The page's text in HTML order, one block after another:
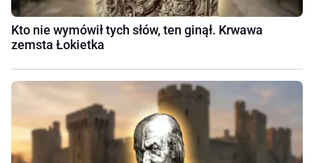
Kto nie wymówił tych słów, ten ginął. Krwawa
zemsta Łokietka